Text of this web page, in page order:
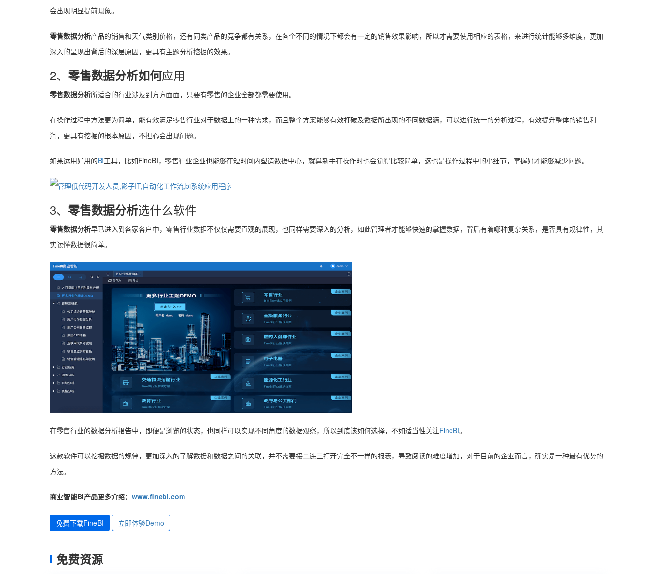
会出现明显提前现象。
零售数据分析产品的销售和天气类别价格，还有同类产品的竞争都有关系，在各个不同的情况下都会有一定的销售效果影响，所以才需要使用相应的表格，来进行统计能够多维度，更加
深入的呈现出背后的深层原因，更具有主题分析挖掘的效果。
2、 零售数据分析如何应用
零售数据分析所适合的行业涉及到方方面面，只要有零售的企业全部都需要使用。
在操作过程中方法更为简单，能有效满足零售行业对于数据上的一种需求，而且整个方案能够有效打破及数据所出现的不同数据源，可以进行统一的分析过程，有效提升整体的销售利
润，更具有挖掘的根本原因，不担心会出现问题。
如果运用好用的BI工具，比如FineBI，零售行业企业也能够在短时间内塑造数据中心，就算新手在操作时也会觉得比较简单，这也是操作过程中的小细节，掌握好才能够减少问题。
3、 零售数据分析选什么软件
零售数据分析早已进入到各家各户中，零售行业数据不仅仅需要直观的展现，也同样需要深入的分析，如此管理者才能够快速的掌握数据，背后有着哪种复杂关系，是否具有规律性，其
实读懂数据很简单。
在零售行业的数据分析报告中，即便是浏览的状态，也同样可以实现不同角度的数据观察，所以到底该如何选择，不如适当性关注FineBI。
这款软件可以挖掘数据的规律，更加深入的了解数据和数据之间的关联，并不需要接二连三打开完全不一样的报表，导致阅读的难度增加，对于目前的企业而言，确实是一种最有优势的
方法。
商业智能BI产品更多介绍： www.finebi.com
免费下载FineBI 立即体验Demo
免费资源